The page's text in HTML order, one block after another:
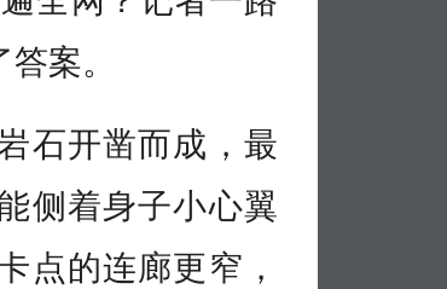
案。
石开凿而成，最
侧着身子小心翼
点的连廊更窄，